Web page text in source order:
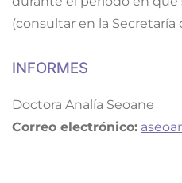
(consultar en la Secretaría
INFORMES
Doctora Analía Seoane
Correo electrónico: